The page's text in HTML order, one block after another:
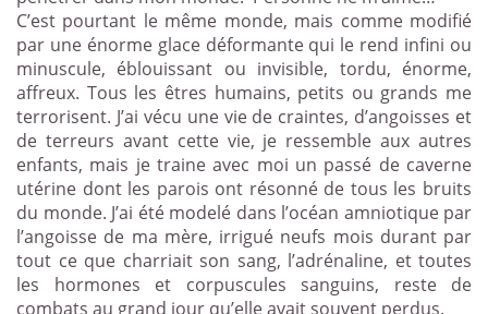
C’est pourtant le même monde, mais comme modifié
par une énorme glace déformante qui le rend infini ou
minuscule, éblouissant ou invisible, tordu, énorme,
affreux. Tous les êtres humains, petits ou grands me
terrorisent. J’ai vécu une vie de craintes, d’angoisses et
de terreurs avant cette vie, je ressemble aux autres
enfants, mais je traine avec moi un passé de caverne
utérine dont les parois ont résonné de tous les bruits
du monde. J’ai été modelé dans l’océan amniotique par
l’angoisse de ma mère, irrigué neufs mois durant par
tout ce que charriait son sang, l’adrénaline, et toutes
les hormones et corpuscules sanguins, reste de
combats au grand jour qu’elle avait souvent perdus.